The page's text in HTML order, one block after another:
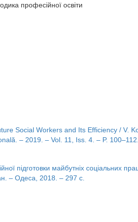
професійної освіти
Social Workers and Its Efficiency / V.
– 2019. – Vol. 11, Iss. 4. – P. 100–112.
підготовки майбутніх соціальних
– Одеса, 2018. – 297 с.